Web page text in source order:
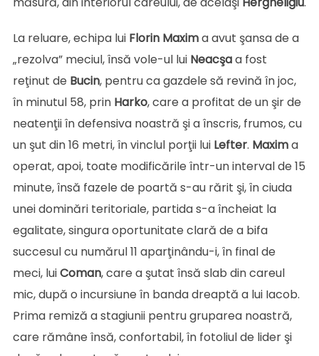
La reluare, echipa lui Florin Maxima avut şansa de a
„rezolva” meciul, însă vole-ul lui Neacşaa fost
reţinut de Bucin, pentru ca gazdele să revină în joc,
în minutul 58, prin Harko, care a profitat de un şir de
neatenţii în defensiva noastră şi a înscris, frumos, cu
un şut din 16 metri, în vinclul porţii lui Lefter. Maxima
operat, apoi, toate modificările într-un interval de 15
minute, însă fazele de poartă s-au rărit şi, în ciuda
unei dominări teritoriale, partida s-a încheiat la
egalitate, singura oportunitate clară de a bifa
succesul cu numărul 11 aparţinându-i, în final de
meci, luiComan, care a şutat însă slab din careul
mic, după o incursiune în banda dreaptă a lui Iacob.
Prima remiză a stagiunii pentru gruparea noastră,
care rămâne însă, confortabil, în fotoliul de lider şi